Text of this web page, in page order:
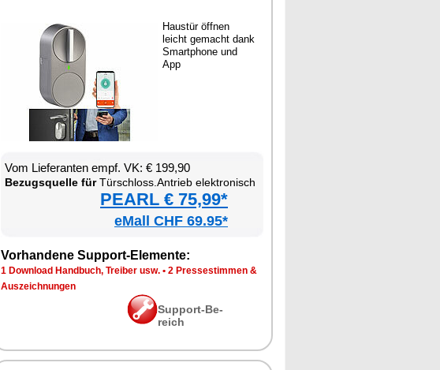
Haus­tür öff­nen
leicht ge­macht dank
Smart­pho­ne und
App
Vom Lie­fe­ran­ten empf. VK: € 199,90
Be­zugs­quel­le fürTür­schloss.An­trieb elek­tro­nisch
PEARL € 75,99*
eMall CHF 69.95*
Vor­han­de­ne Sup­port-Ele­men­te:
1 Down­load Hand­buch, Trei­ber usw. • 2 Pres­se­stim­men &
Aus­zeich­nun­gen
Sup­port-Be­
reich